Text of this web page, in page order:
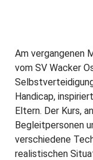
Am vergangenen
vom SV Wacker
Handicap,
Eltern. Der Kurs,
Begleitpersonen
verschiedene
realistischen